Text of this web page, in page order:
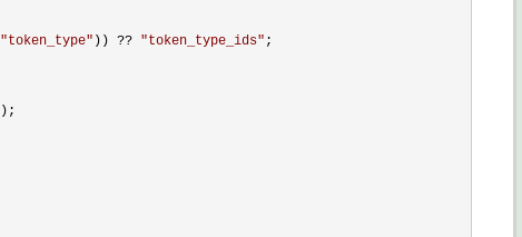
"token_type" )) ?? "token_type_ids" ;
);